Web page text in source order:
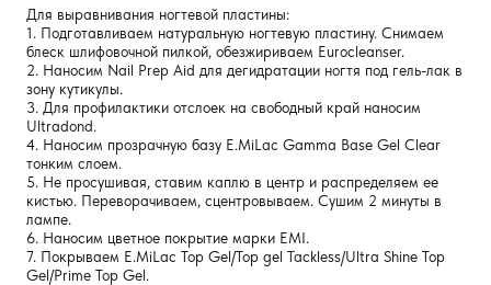
Для выравнивания ногтевой пластины:
1. Подготавливаем натуральную ногтевую пластину. Снимаем
блеск шлифовочной пилкой, обезжириваем Eurocleanser.
2. Наносим Nail Prep Aid для дегидратации ногтя под гель-лак в
зону кутикулы.
3. Для профилактики отслоек на свободный край наносим
Ultradond.
4. Наносим прозрачную базу E.MiLac Gamma Base Gel Clear
тонким слоем.
5. Не просушивая, ставим каплю в центр и распределяем ее
кистью. Переворачиваем, сцентровываем. Сушим 2 минуты в
лампе.
6. Наносим цветное покрытие марки EMI.
7. Покрываем E.MiLac Top Gel/Top gel Tackless/Ultra Shine Top
Gel/Prime Top Gel.